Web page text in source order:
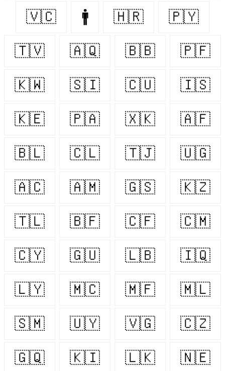
🇻🇨 🚹 🇭🇷 🇵🇾
🇹🇻 🇦🇶 🇧🇧 🇵🇫
🇰🇼 🇸🇮 🇨🇺 🇮🇸
🇰🇪 🇵🇦 🇽🇰 🇦🇫
🇧🇱 🇨🇱 🇹🇯 🇺🇬
🇦🇨 🇦🇲 🇬🇸 🇰🇿
🇹🇱 🇧🇫 🇨🇫 🇨🇲
🇨🇾 🇬🇺 🇱🇧 🇮🇶
🇱🇾 🇲🇨 🇲🇫 🇲🇱
🇸🇲 🇺🇾 🇻🇬 🇨🇿
🇬🇶 🇰🇮 🇱🇰 🇳🇪